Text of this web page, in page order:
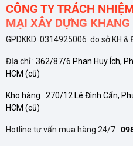
hoạt động tiết kiệm điện, bền
bỉ
TÍNH NĂNG TỰ ĐỘNG LÀM
SẠCH CỦA CÁC THƯƠNG
HIỆU MÁY LẠNH
Tính năng tự động làm sạch
được nhiều hãng đưa vào
CÔNG TY TRÁCH
MẠI XÂY DỰNG KHANG
GPDKKD: 0314925006 do sở KH
ĐỊa chỉ : 362/87/6 Phan Huy Ích,
HCM (cũ)
Kho hàng : 270/12 Lê Đình Cẩn,
HCM (cũ)
Hotline tư vấn mua hàng 24/7 :